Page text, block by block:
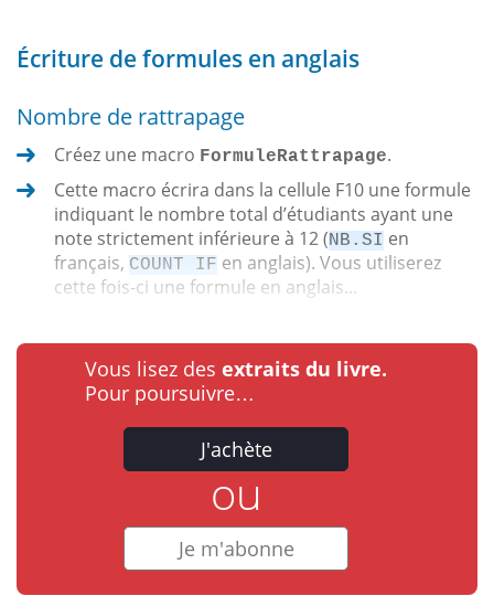
Écriture de formules en anglais
Nombre de rattrapage
Créez une macro FormuleRattrapage.
Cette macro écrira dans la cellule F10 une formule
indiquant le nombre total d’étudiants ayant une
note strictement inférieure à 12 (NB.SI en
français, COUNT IF en anglais). Vous utiliserez
cette fois-ci une formule en anglais...
Vous lisez des extraits du livre.
Pour poursuivre…
J'achète
ou
Je m'abonne